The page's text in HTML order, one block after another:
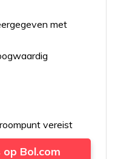
met
vereist
op Bol.com